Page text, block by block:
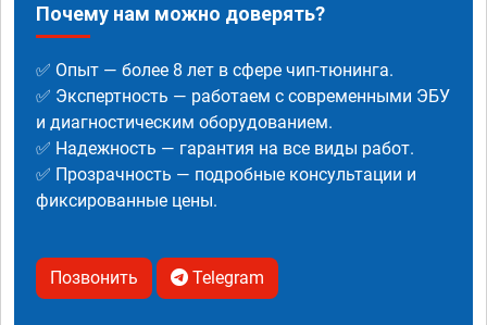
Почему нам можно доверять?
✅ Опыт — более 8 лет в сфере чип-тюнинга.
✅ Экспертность — работаем с современными ЭБУ
и диагностическим оборудованием.
✅ Надежность — гарантия на все виды работ.
✅ Прозрачность — подробные консультации и
фиксированные цены.
Позвонить Telegram